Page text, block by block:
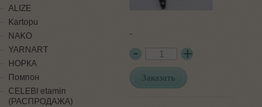
-
Заказать
ALIZE
Kartopu
NAKO
YARNART
НОРКА
Помпон
СELEBI etamin
(РАСПРОДАЖА)